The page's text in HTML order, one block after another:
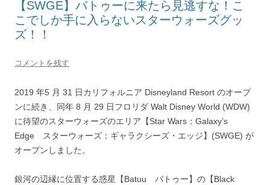
【SWGE】バトゥーに来たら見逃すな！こ
こでしか手に入らないスターウォーズグッ
ズ！！
コメントを残す
2019 年5 月 31 日カリフォルニア Disneyland Resort のオープ
ンに続き、同年 8 月 29 日フロリダ Walt Disney World (WDW)
に待望のスターウォーズのエリア【Star Wars：Galaxy’s
Edge スターウォーズ：ギャラクシーズ・エッジ】(SWGE) が
オープンしました。
銀河の辺縁に位置する惑星【Batuu バトゥー】の【Black